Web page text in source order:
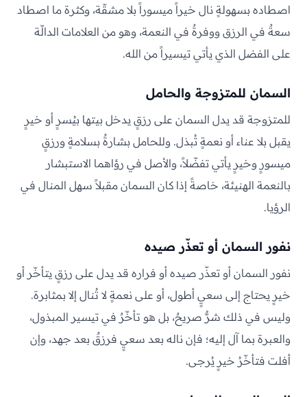
اصطاده بسهولةٍ نال خيراً ميسوراً بلا مشقّة، وكثرة ما اصطاد
سعةٌ في الرزق ووفرةٌ في النعمة، وهو من العلامات الدالّة
على الفضل الذي يأتي تيسيراً من الله.
السمان للمتزوجة والحامل
للمتزوجة قد يدل السمان على رزقٍ يدخل بيتها بيُسرٍ أو خيرٍ
يقبل بلا عناء أو نعمةٍ تُبذل. وللحامل بشارةٌ بسلامةٍ ورزقٍ
ميسورٍ وخيرٍ يأتي تفضّلاً، والأصل في رؤاهما الاستبشار
بالنعمة الهنيئة، خاصةً إذا كان السمان مقبلاً سهل المنال في
الرؤيا.
نفور السمان أو تعذّر صيده
نفور السمان أو تعذّر صيده أو فراره قد يدل على رزقٍ يتأخّر أو
خيرٍ يحتاج إلى سعيٍ أطول، أو على نعمةٍ لا تُنال إلا بمثابرة.
وليس في ذلك شرٌّ صريحٌ، بل هو تأخّرٌ في تيسير المبذول،
والعبرة بما آل إليه؛ فإن ناله بعد سعيٍ فرزقٌ بعد جهد، وإن
أفلت فتأخّرُ خيرٍ يُرجى.